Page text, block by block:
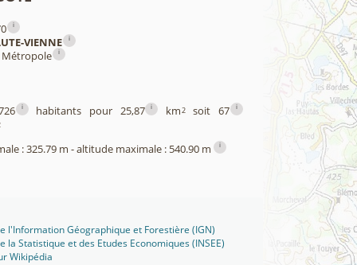
i
VIENNE i
Métropole i
i habitants pour 25,87 i km2soit 67 i
: 325.79 m - altitude maximale : 540.90 m i
l'Information Géographique et Forestière (IGN)
la Statistique et des Etudes Economiques (INSEE)
Wikipédia